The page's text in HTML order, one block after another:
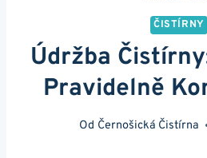
ČISTÍRNY
Údržba
Pravidelně
Od Černošická Čistírna